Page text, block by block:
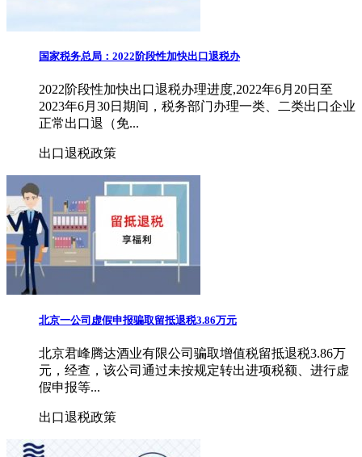
国家税务总局：2022阶段性加快出口退税办
2022阶段性加快出口退税办理进度,2022年6月20日至
2023年6月30日期间，税务部门办理一类、二类出口企业
正常出口退（免...
出口退税政策
北京一公司虚假申报骗取留抵退税3.86万元
北京君峰腾达酒业有限公司骗取增值税留抵退税3.86万
元，经查，该公司通过未按规定转出进项税额、进行虚
假申报等...
出口退税政策